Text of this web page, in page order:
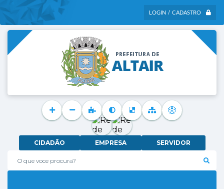
LOGIN / CADASTRO
O que voce procura?
CIDADÃO EMPRESA SERVIDOR